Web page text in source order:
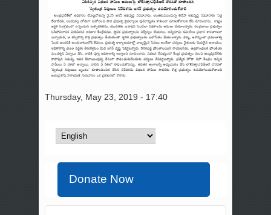
Thursday, May 23, 2019 - 17:40
Donate Now